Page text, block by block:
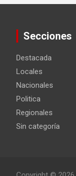
Secciones
Destacada
Locales
Nacionales
Politica
Regionales
Sin categoría